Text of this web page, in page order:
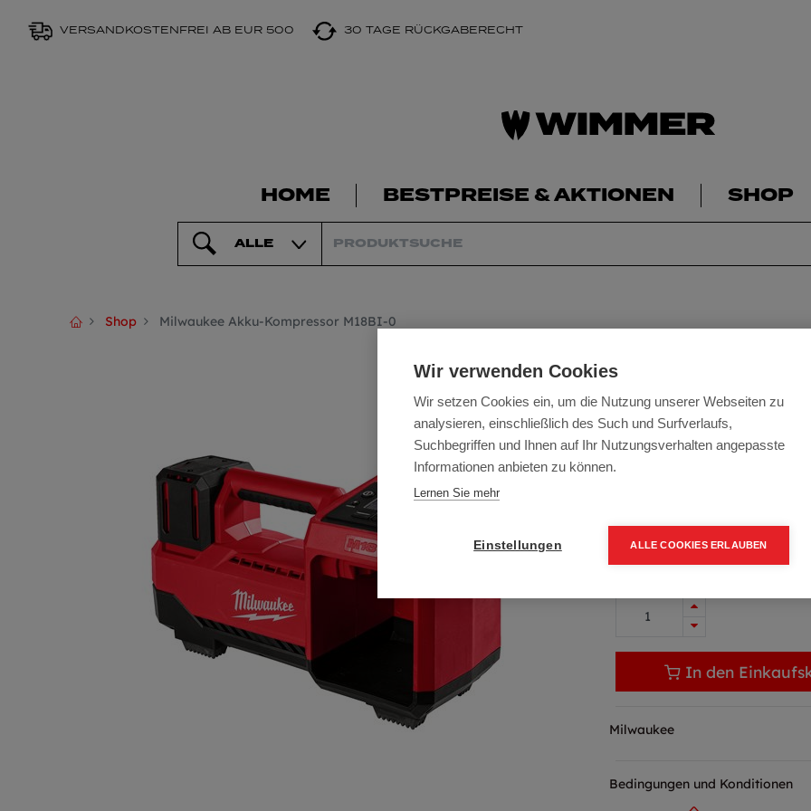
VERSANDKOSTENFREI AB EUR 500 30 TAGE RÜCKGABERECHT
HOME BESTPREISE & AKTIONEN SHOP
ALLE
Shop Milwaukee Akku-Kompressor M18BI-0
Milwaukee Akku-
Artikelnummer:4933478706
Milwaukee Akku-Kompressor
172,38 € inkl. Mwst
In den
Milwaukee
Bedingungen und Konditionen
Wir verwenden Cookies
Wir setzen Cookies ein, um die Nutzung unserer Webseiten zu
analysieren, einschließlich des Such und Surfverlaufs,
Suchbegriffen und Ihnen auf Ihr Nutzungsverhalten angepasste
Informationen anbieten zu können.
Lernen Sie mehr
Einstellungen ALLE COOKIES ERLAUBEN